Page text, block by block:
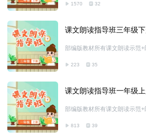
1570 32
课文朗读指导班三年级
部编版教材所有课文朗读示范
223 35
课文朗读指导班一年级
部编版教材所有课文朗读示范
813 39